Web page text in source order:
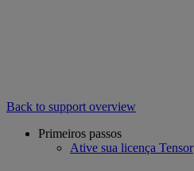
Back to support overview
Primeiros passos
Ative sua licença Tensor